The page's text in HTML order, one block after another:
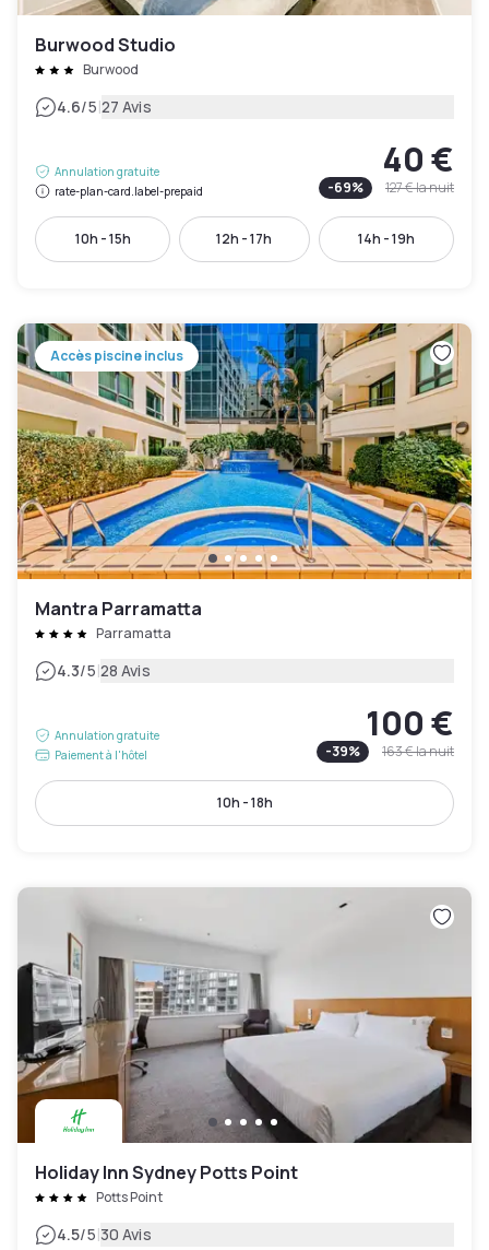
Burwood Studio
Burwood
4.6/5|27 Avis
Annulation gratuite
rate-plan-card.label-prepaid
40 €
-69% 127 €la nuit
10h - 15h 12h - 17h 14h - 19h
Accès piscine inclus
Mantra Parramatta
Parramatta
4.3/5|28 Avis
Annulation gratuite
Paiement à l'hôtel
100 €
-39% 163 €la nuit
10h - 18h
Holiday Inn Sydney Potts Point
Potts Point
4.5/5|30 Avis